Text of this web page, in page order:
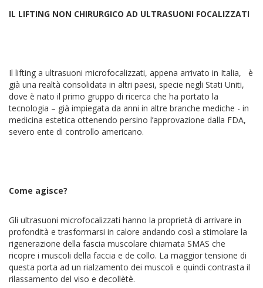
IL LIFTING NON CHIRURGICO AD ULTRASUONI FOCALIZZATI
Il lifting a ultrasuoni microfocalizzati, appena arrivato in Italia, è
già una realtà consolidata in altri paesi, specie negli Stati Uniti,
dove è nato il primo gruppo di ricerca che ha portato la
tecnologia – già impiegata da anni in altre branche mediche - in
medicina estetica ottenendo persino l’approvazione dalla FDA,
severo ente di controllo americano.
Come agisce?
Gli ultrasuoni microfocalizzati hanno la proprietà di arrivare in
profondità e trasformarsi in calore andando così a stimolare la
rigenerazione della fascia muscolare chiamata SMAS che
ricopre i muscoli della faccia e de collo. La maggior tensione di
questa porta ad un rialzamento dei muscoli e quindi contrasta il
rilassamento del viso e decollètè.